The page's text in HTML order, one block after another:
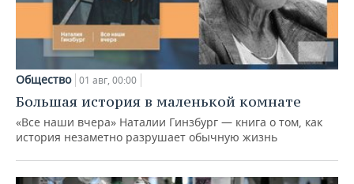
Общество 01 авг, 00:00
Большая история в маленькой комнате
«Все наши вчера» Наталии Гинзбург — книга о том, как
история незаметно разрушает обычную жизнь